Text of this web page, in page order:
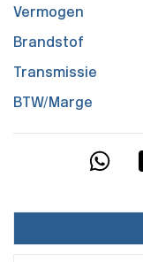
Vermogen
Brandstof
Transmissie
BTW/Marge